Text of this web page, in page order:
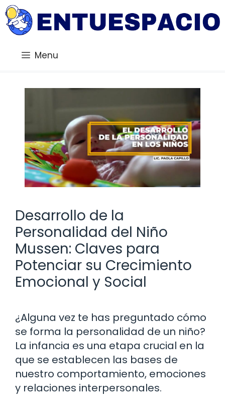
Saltar
al
contenido
Menu
Desarrollo de la
Personalidad del Niño
Mussen: Claves para
Potenciar su Crecimiento
Emocional y Social
¿Alguna vez te has preguntado cómo
se forma la personalidad de un niño?
La infancia es una etapa crucial en la
que se establecen las bases de
nuestro comportamiento, emociones
y relaciones interpersonales.